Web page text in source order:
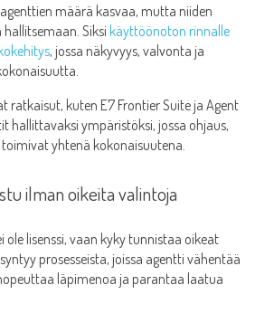
määrä kasvaa, mutta niiden
Siksi käyttöönoton rinnalle
, jossa näkyvyys, valvonta ja
ratkaisut, kuten E7 Frontier Suite ja Agent
hallittavaksi ympäristöksi, jossa ohjaus,
yhtenä kokonaisuutena.
ilman oikeita valintoja
ole lisenssi, vaan kyky tunnistaa oikeat
prosesseista, joissa agentti vähentää
läpimenoa ja parantaa laatua